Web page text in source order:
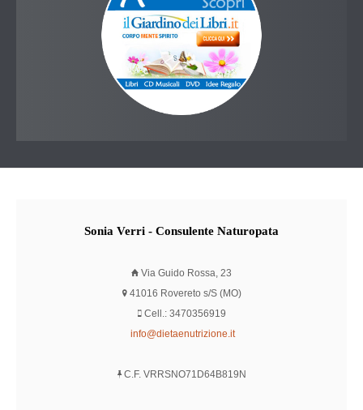
Sonia Verri - Consulente Naturopata
Via Guido Rossa, 23
41016 Rovereto s/S (MO)
Cell.: 3470356919
info@dietaenutrizione.it
C.F. VRRSNO71D64B819N